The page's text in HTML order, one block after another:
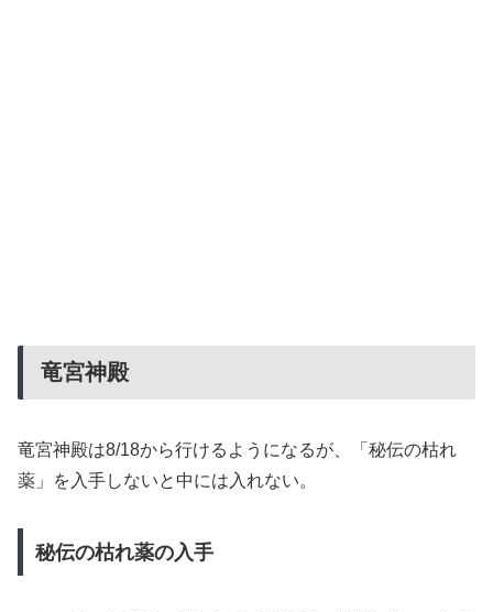
竜宮神殿
竜宮神殿は8/18から行けるようになるが、「秘伝の枯れ
薬」を入手しないと中には入れない。
秘伝の枯れ薬の入手